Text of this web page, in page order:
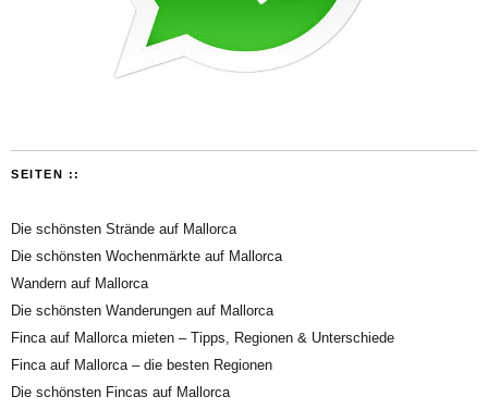
SEITEN ::
Die schönsten Strände auf Mallorca
Die schönsten Wochenmärkte auf Mallorca
Wandern auf Mallorca
Die schönsten Wanderungen auf Mallorca
Finca auf Mallorca mieten – Tipps, Regionen & Unterschiede
Finca auf Mallorca – die besten Regionen
Die schönsten Fincas auf Mallorca